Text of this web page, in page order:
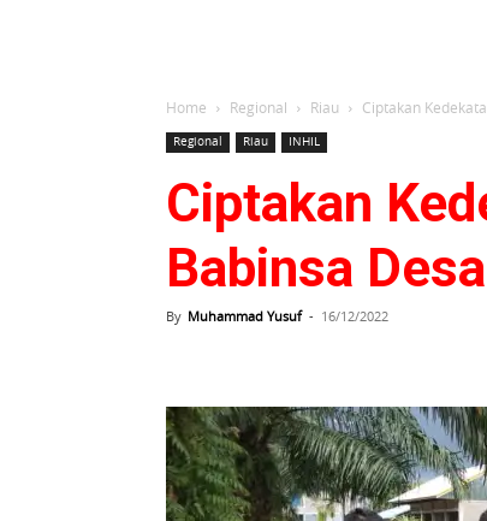
Home Regional Riau Ciptakan
Regional Riau INHIL
Ciptakan
Babinsa
By Muhammad Yusuf - 16/12/2022